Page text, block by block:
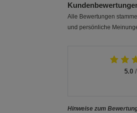
Alle Bewertungen
und persönliche
5.0/
Hinweise zum